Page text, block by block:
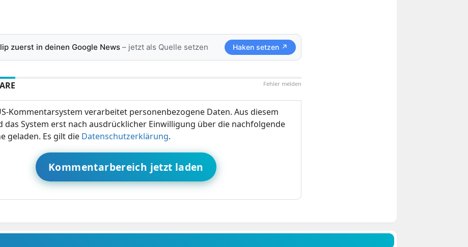
zuerst in deinen Google News– jetzt als Quelle setzen Haken setzen ↗
Fehler melden
Kommentarsystem verarbeitet personenbezogene Daten. Aus diesem
das System erst nach ausdrücklicher Einwilligung über die nachfolgende
geladen. Es gilt die Datenschutzerklärung.
Kommentarbereich jetzt laden